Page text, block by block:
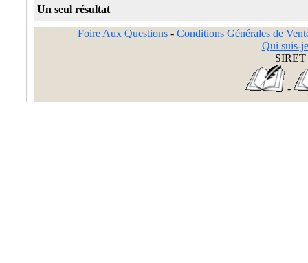
Un seul résultat
Foire Aux Questions- Conditions Générales de
Qui suis-
SIRET
-